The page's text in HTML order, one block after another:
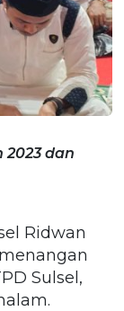
dan
Ridwan
Sulsel,